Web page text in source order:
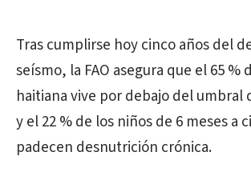
Tras cumplirse hoy cinco años del
seísmo, la FAO asegura que el 65 %
haitiana vive por debajo del umbral
y el 22 % de los niños de 6 meses a
padecen desnutrición crónica.